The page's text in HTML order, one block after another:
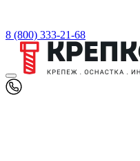
8 (800) 333-21-68